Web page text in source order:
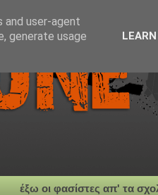
έξω οι φασίστες απ' τα
and user-agent
generate usage